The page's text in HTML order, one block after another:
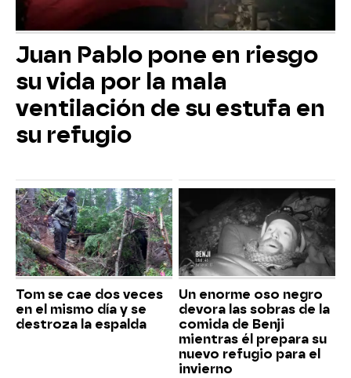
Juan Pablo pone en riesgo
su vida por la mala
ventilación de su estufa en
su refugio
Tom se cae dos veces
en el mismo día y se
destroza la espalda
Un enorme oso negro
devora las sobras de la
comida de Benji
mientras él prepara su
nuevo refugio para el
invierno